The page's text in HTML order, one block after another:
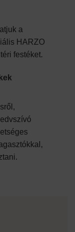
a
HARZO
festéket.